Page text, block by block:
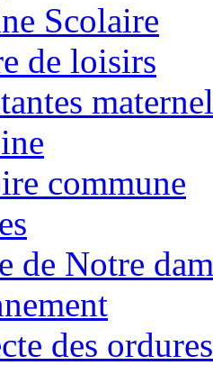
Scolaire
de loisirs
commune
de Notre
des ordures